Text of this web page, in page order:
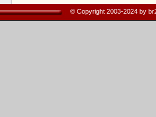
© Copyright 2003-2024 by